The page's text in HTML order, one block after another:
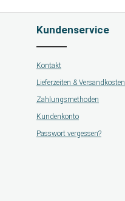
Kundenservice
Kontakt
Lieferzeiten & Versandkosten
Zahlungsmethoden
Kundenkonto
Passwort vergessen?